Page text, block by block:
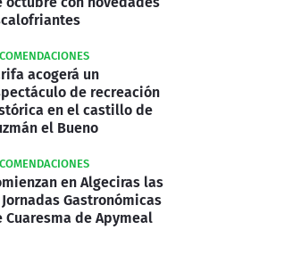
acogerá un
de recreación
en el castillo de
el Bueno
en Algeciras las
Jornadas Gastronómicas
Cuaresma de Apymeal